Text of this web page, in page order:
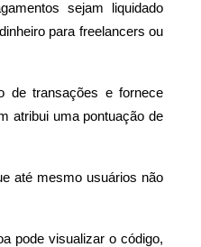
sejam liquidado
para freelancers ou
de transações e fornece
atribui uma pontuação de
até mesmo usuários não
pode visualizar o código,